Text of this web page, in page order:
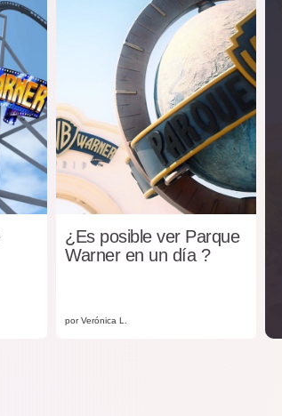
¿Es posible ver Parque
Warner en un día ?
por Verónica L.